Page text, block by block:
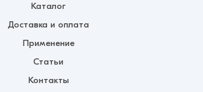
Каталог
Доставка и оплата
Применение
Статьи
Контакты